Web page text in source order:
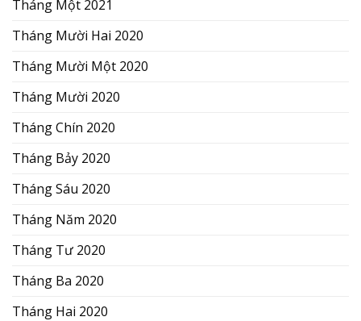
Tháng Một 2021
Tháng Mười Hai 2020
Tháng Mười Một 2020
Tháng Mười 2020
Tháng Chín 2020
Tháng Bảy 2020
Tháng Sáu 2020
Tháng Năm 2020
Tháng Tư 2020
Tháng Ba 2020
Tháng Hai 2020